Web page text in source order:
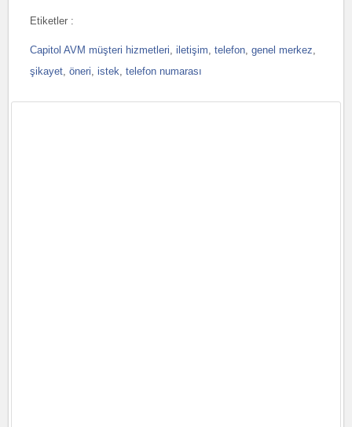
Etiketler :
Capitol AVM müşteri hizmetleri, iletişim, telefon, genel merkez,
şikayet, öneri, istek, telefon numarası